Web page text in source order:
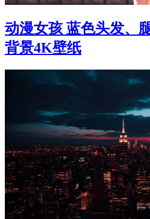
动漫女孩 蓝色头发、
背景4K壁纸